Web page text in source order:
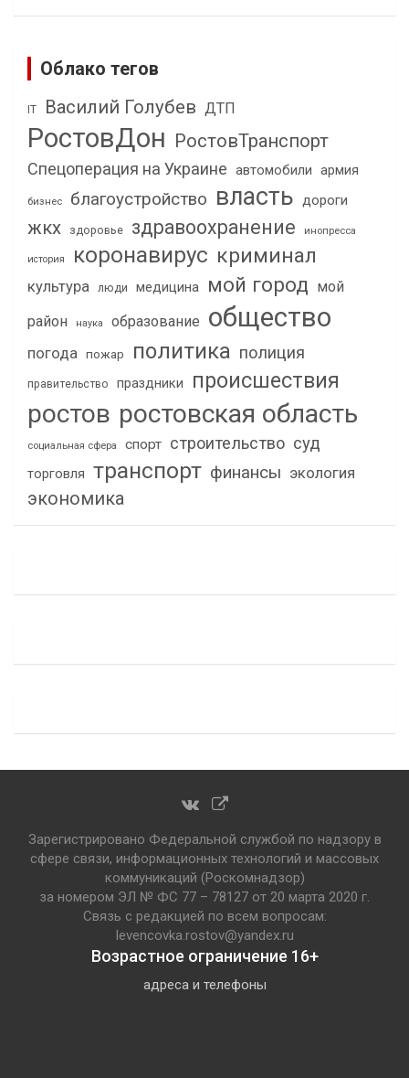
Облако тегов
IT Василий Голубев ДТП
РостовДон РостовТранспорт
Спецоперация на Украине автомобили армия
бизнес благоустройство власть дороги
жкх здоровье здравоохранение инопресса
история коронавирус криминал
культура люди медицина мой город мой
район
наука образование общество
погода пожар политика полиция
правительство праздники происшествия
ростов ростовская область
социальная сфера спорт строительство суд
торговля транспорт финансы экология
экономика
Зарегистрировано Федеральной службой по надзору в
сфере связи, информационных технологий и массовых
коммуникаций (Роскомнадзор)
за номером ЭЛ № ФС 77 – 78127 от 20 марта 2020 г.
Связь с редакцией по всем вопросам:
levencovka.rostov@yandex.ru
Возрастное ограничение 16+
адреса и телефоны